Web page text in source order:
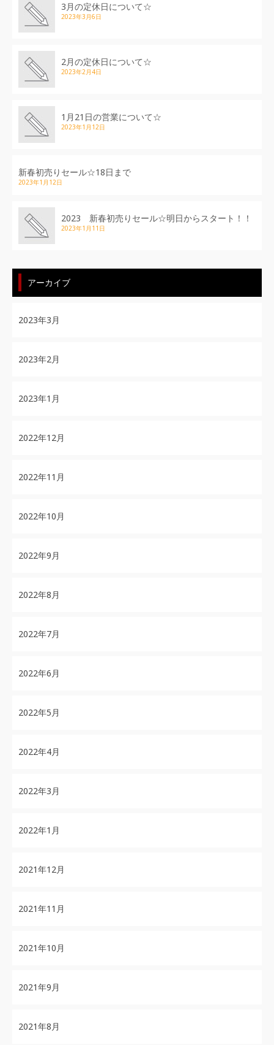
3月の定休日について☆
2023年3月6日
2月の定休日について☆
2023年2月4日
1月21日の営業について☆
2023年1月12日
新春初売りセール☆18日まで
2023年1月12日
2023 新春初売りセール☆明日からスタート！！
2023年1月11日
アーカイブ
2023年3月
2023年2月
2023年1月
2022年12月
2022年11月
2022年10月
2022年9月
2022年8月
2022年7月
2022年6月
2022年5月
2022年4月
2022年3月
2022年1月
2021年12月
2021年11月
2021年10月
2021年9月
2021年8月